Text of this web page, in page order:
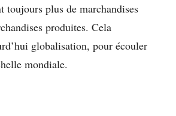
toujours plus de marchandises
produites. Cela
globalisation, pour écouler
mondiale.